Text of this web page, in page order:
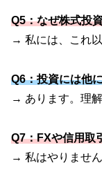
Q5：なぜ株式投
→ 私には、これ
Q6：投資には他
→ あります。理
Q7：FXや信用取
→ 私はやりません